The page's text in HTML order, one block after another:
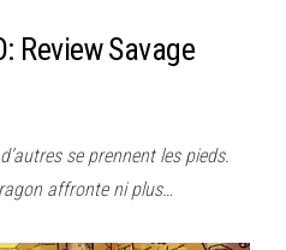
Review Savage
se prennent les pieds.
affronte ni plus…